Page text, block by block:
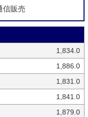
信販売
1,834.0
1,886.0
1,831.0
1,841.0
1,879.0